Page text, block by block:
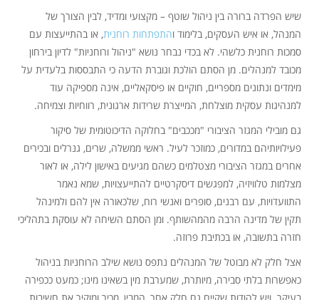
שיש הפרדה ברורה בין ניהול שוטף – מקצועי ומדיד, לבין הצורך של
המנהל, או איש העסקים, בלימוד והתפתחות רוחנית, או בהתייעצות עם
סמכות רוחנית כלשהי. לא בכדי נבחר נושא "ניהול ורוחניות" לדיון בירחון
מכובד למנהלים. מן הסתם הולכת וגוברת הדעה כי התבססות בלעדית על
מימדים ונתונים מספריים, חוקיים או פיסקאליים, אינה מספיקה עוד
למנהיגות עסקית מוצלחת, המייצרת שרידות ארגונית, רווחיות וצמיחה.
גם מובילי המגזר הציבורי "מככבים" בחלוקה הדיכוטומית של סיקור
פעילויותיהם במדורים, כמוזכר לעיל. ראשי ממשלה, שרים, גנרלים ובכירים
אחרים במגזר הציבורי מצטלמים כשהם מגיעים באישון לילה, או לאור
מצלמות טלוויזיה, למפגשים דיסקרטיים להתייעצויות, שמא נאמר
התוועדויות, עם רבנים, סופרים ואנשי רוח, שלכאורה אין להם ולמינהל
תקין של מדינה הרבה מהמהשותף. ומן הסתם השיחה לא עוסקת בתהליכי
חזרה בתשובה, או בכתיבת פרוזה.
אצל חלק לא מבוטל של המנהלים נתפס נושא שילב הרוחניות בניהול
כאפשרות בלתי סבירה, מיותרת, שמערבת מין בשאינו מינו; כמעט ככפירה